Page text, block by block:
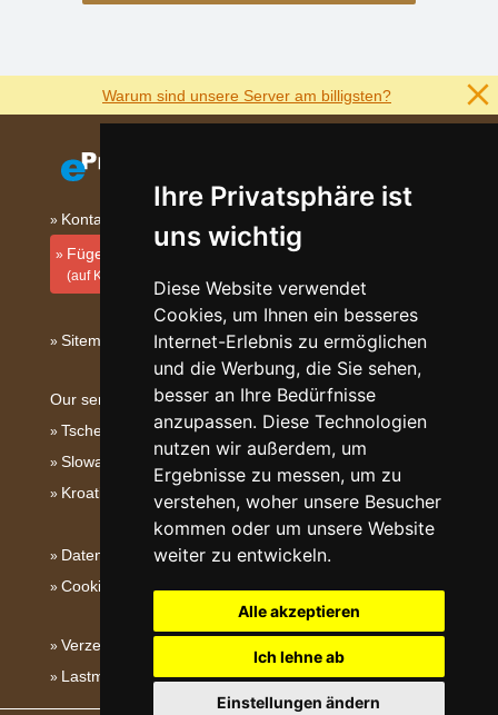
Ihre Privatsphäre ist
uns wichtig
Diese Website verwendet
Cookies, um Ihnen ein besseres
Internet-Erlebnis zu ermöglichen
und die Werbung, die Sie sehen,
besser an Ihre Bedürfnisse
anzupassen. Diese Technologien
nutzen wir außerdem, um
Ergebnisse zu messen, um zu
verstehen, woher unsere Besucher
kommen oder um unsere Website
weiter zu entwickeln.
Alle akzeptieren
Ich lehne ab
Einstellungen ändern
Warum sind unsere Server am billigsten?
Kontakt
Fügen Sie Ihre Unterkunft hinzu
(auf Kroatisch)
Sitemap
Our servers:
Tschechische Gebirge
Slowakische Gebirge
Kroatien
Datenschutz
Cookies
Verzeichnis der Unterkunft
Lastminute Dalmatien